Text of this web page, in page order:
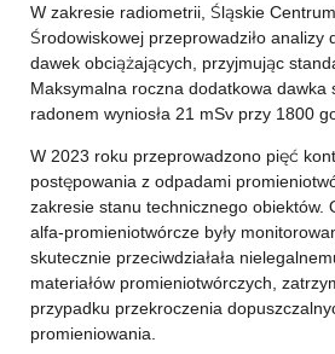
W zakresie radiometrii, Śląskie
Środowiskowej przeprowadziło analizy
dawek obciążających, przyjmując
Maksymalna roczna dodatkowa dawka
radonem wyniosła 21 mSv przy 1800
W 2023 roku przeprowadzono pięć
postępowania z odpadami
zakresie stanu technicznego obiektów.
alfa-promieniotwórcze były
skutecznie przeciwdziałała
materiałów promieniotwórczych,
przypadku przekroczenia
promieniowania.